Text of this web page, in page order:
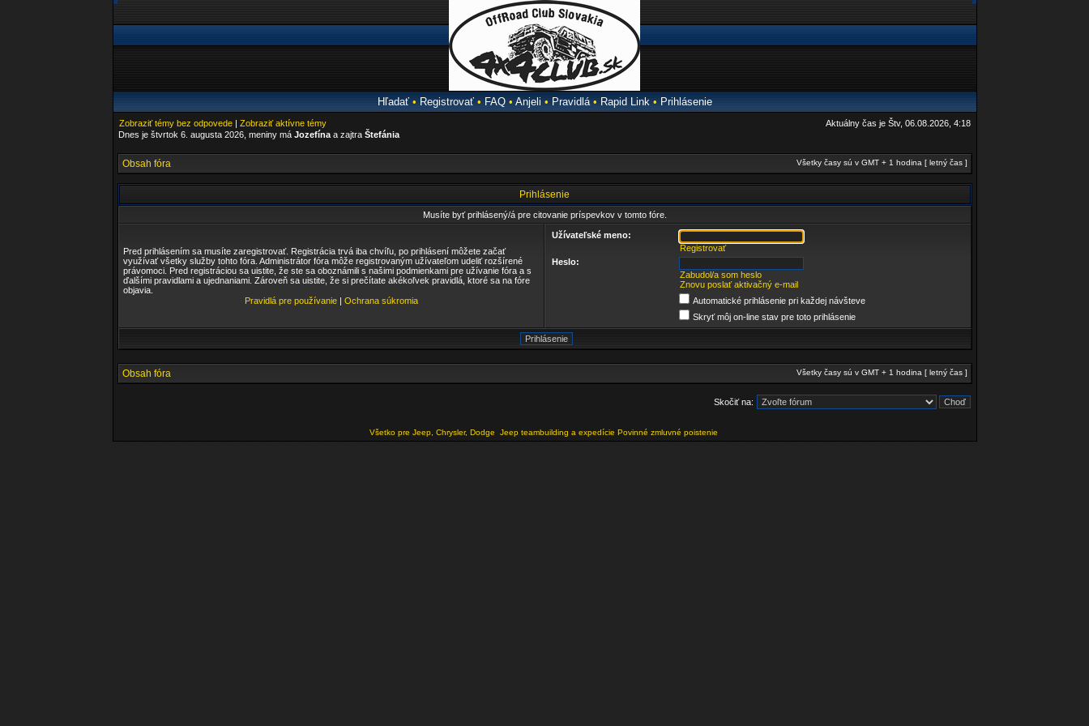
Hľadať• Registrovať• FAQ• Anjeli • Pravidlá• Rapid Link • Prihlásenie
Zobraziť témy bez odpovede| Zobraziť aktívne témy
Aktuálny čas je Štv, 06.08.2026, 4:18
Dnes je štvrtok 6. augusta 2026, meniny má Jozefínaa zajtra Štefánia
Obsah fóra Všetky časy sú v GMT + 1 hodina [ letný čas ]
Prihlásenie
Musíte byť prihlásený/á pre citovanie príspevkov v tomto fóre.
Pred prihlásením sa musíte zaregistrovať. Registrácia trvá iba chvíľu, po prihlásení môžete začať
využívať všetky služby tohto fóra. Administrátor fóra môže registrovaným užívateľom udeliť rozšírené
právomoci. Pred registráciou sa uistite, že ste sa oboznámili s našimi podmienkami pre užívanie fóra a s
ďalšími pravidlami a ujednaniami. Zároveň sa uistite, že si prečítate akékoľvek pravidlá, ktoré sa na fóre
objavia.
Pravidlá pre používanie| Ochrana súkromia
Užívateľské meno:
Registrovať
Heslo:
Zabudol/a som heslo
Znovu poslať aktivačný e-mail
Automatické prihlásenie pri každej návšteve
Skryť môj on-line stav pre toto prihlásenie
Obsah fóra Všetky časy sú v GMT + 1 hodina [ letný čas ]
Skočiť na:
Všetko pre Jeep, Chrysler, Dodge Jeep teambuilding a expedície Povinné zmluvné poistenie